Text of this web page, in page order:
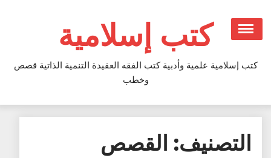
content
كتب إسلامية
كتب إسلامية علمية وأدبية كتب الفقه العقيدة التنمية الذاتية قصص
وخطب
التصنيف: القصص